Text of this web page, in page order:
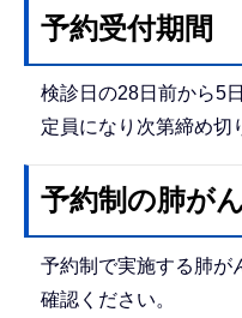
予約受付期間
検診日の28日前から5
定員になり次第締め切
予約制の肺が
予約制で実施する肺が
確認ください。